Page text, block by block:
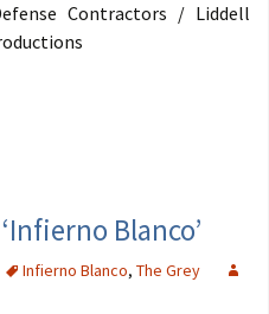
Contractors / Liddell
Blanco’
Infierno Blanco, The Grey